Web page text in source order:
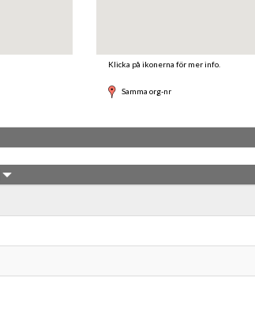
Klicka på ikonerna för mer info.
Samma org-nr